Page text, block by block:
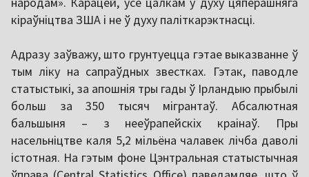
кіраўніцтва ЗША і не ў духу паліткарэктнасці.
Адразу заўважу, што грунтуецца гэтае выказванне ў
тым ліку на сапраўдных звестках. Гэтак, паводле
статыстыкі, за апошнія тры гады ў Ірландыю прыбылі
больш за 350 тысяч мігрантаў. Абсалютная
бальшыня – з нееўрапейскіх краінаў. Пры
насельніцтве каля 5,2 мільёна чалавек лічба даволі
істотная. На гэтым фоне Цэнтральная статыстычная